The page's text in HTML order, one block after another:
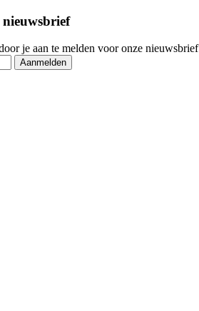
nieuwsbrief
je aan te melden voor onze nieuwsbrief
Aanmelden